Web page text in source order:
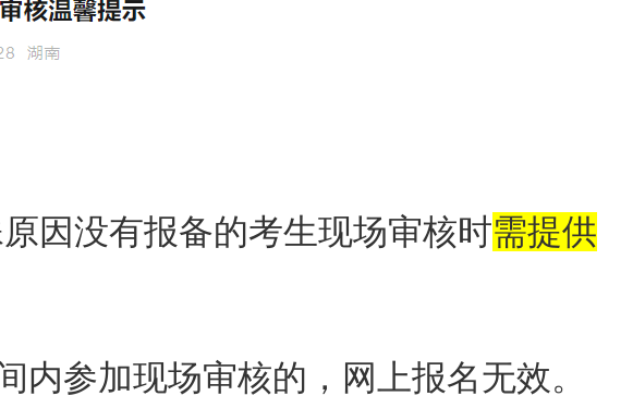
因没有报备的考生现场审核时需提供
内参加现场审核的，网上报名无效。